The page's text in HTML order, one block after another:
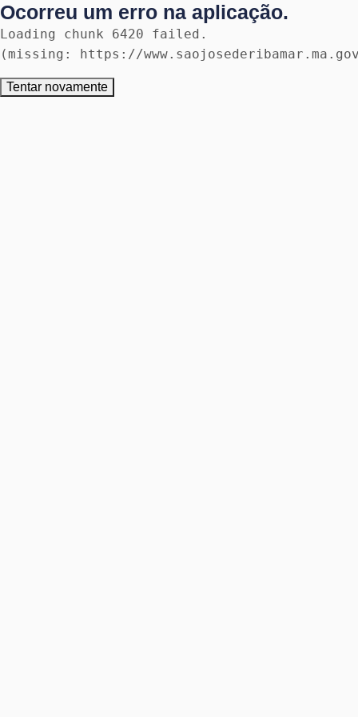
Ocorreu um erro na aplicação.
Loading chunk 6420 failed.
(missing: https://
Tentar novamente